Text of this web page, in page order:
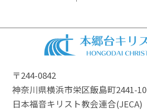
〒244-0842
神奈川県横浜市栄区飯島町2441-10
日本福音キリスト教会連合​(JECA)